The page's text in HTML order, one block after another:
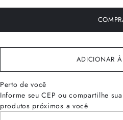
ADICIONAR
Perto de você
Informe seu CEP ou compartilhe
produtos próximos a você